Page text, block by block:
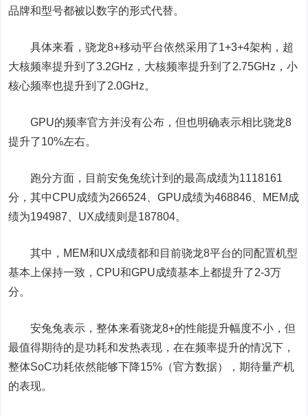
品牌和型号都被以数字的形式代替。
具体来看，骁龙8+移动平台依然采用了1+3+4架构，超
大核频率提升到了3.2GHz，大核频率提升到了2.75GHz，小
核心频率也提升到了2.0GHz。
GPU的频率官方并没有公布，但也明确表示相比骁龙8
提升了10%左右。
跑分方面，目前安兔兔统计到的最高成绩为1118161
分，其中CPU成绩为266524、GPU成绩为468846、MEM成
绩为194987、UX成绩则是187804。
其中，MEM和UX成绩都和目前骁龙8平台的同配置机型
基本上保持一致，CPU和GPU成绩基本上都提升了2-3万
分。
安兔兔表示，整体来看骁龙8+的性能提升幅度不小，但
最值得期待的是功耗和发热表现，在在频率提升的情况下，
整体SoC功耗依然能够下降15%（官方数据），期待量产机
的表现。